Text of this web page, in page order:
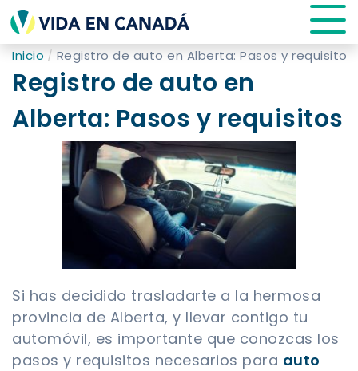
Inicio Registro de auto en Alberta: Pasos y requisitos
Registro de auto en
Alberta: Pasos y requisitos
Si has decidido trasladarte a la hermosa
provincia de Alberta, y llevar contigo tu
automóvil, es importante que conozcas los
pasos y requisitos necesarios para auto